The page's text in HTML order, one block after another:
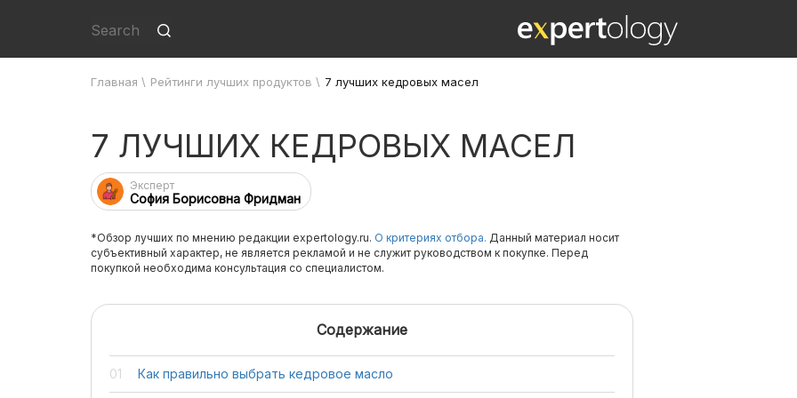
Главная \ Рейтинги лучших продуктов \ 7 лучших кедровых масел
7 ЛУЧШИХ КЕДРОВЫХ МАСЕЛ
Эксперт
София Борисовна Фридман
*Обзор лучших по мнению редакции expertology.ru. О критериях отбора. Данный материал носит
субъективный характер, не является рекламой и не служит руководством к покупке. Перед
покупкой необходима консультация со специалистом.
Содержание
Как правильно выбрать кедровое масло